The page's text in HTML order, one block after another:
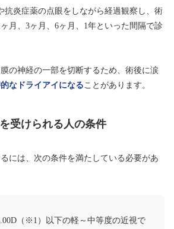
抗炎症薬の点眼をしながら経過観察し、術
月、3ヶ月、6ヶ月、1年といった間隔で診
の神経の一部を切断するため、術後に涙
なドライアイになる ことがあります。
受けられる人の条件
には、次の条件を満たしている必要があ
（※1）以下の軽～中等度の近視で